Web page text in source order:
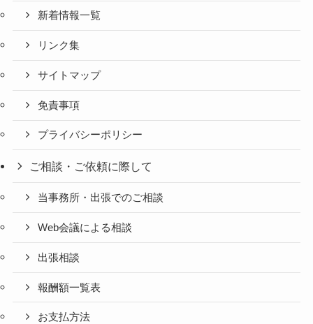
新着情報一覧
リンク集
サイトマップ
免責事項
プライバシーポリシー
ご相談・ご依頼に際して
当事務所・出張でのご相談
Web会議による相談
出張相談
報酬額一覧表
お支払方法